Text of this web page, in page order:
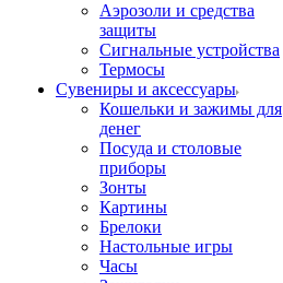
Аэрозоли и средства
защиты
Сигнальные устройства
Термосы
Сувениры и аксессуары
Кошельки и зажимы для
денег
Посуда и столовые
приборы
Зонты
Картины
Брелоки
Настольные игры
Часы